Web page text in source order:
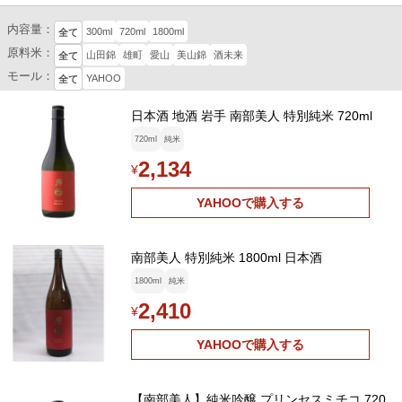
内容量： 全て 300ml 720ml 1800ml
原料米： 全て 山田錦 雄町 愛山 美山錦 酒未来
モール： 全て YAHOO
日本酒 地酒 岩手 南部美人 特別純米 720ml
720ml 純米
¥2,134
YAHOOで購入する
南部美人 特別純米 1800ml 日本酒
1800ml 純米
¥2,410
YAHOOで購入する